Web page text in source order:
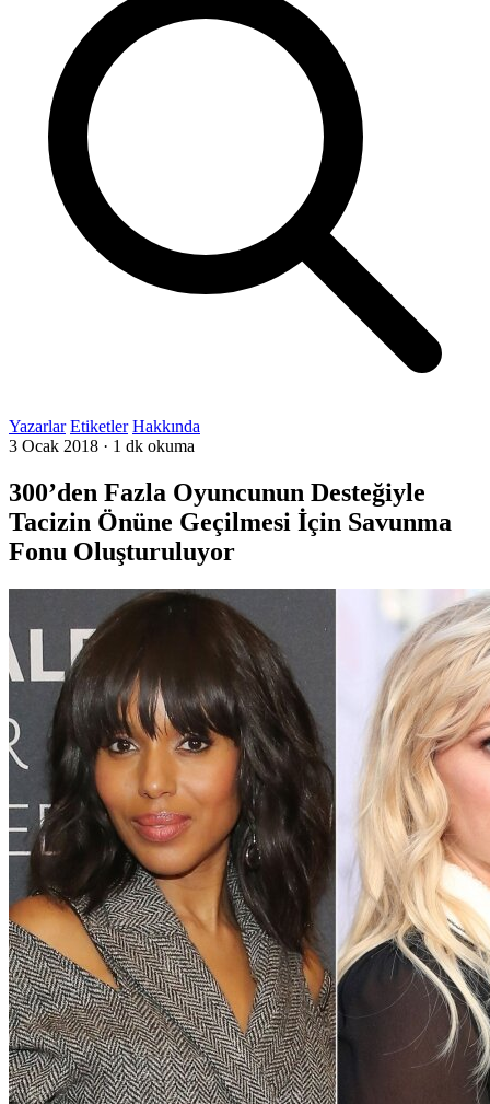
Yazarlar Etiketler Hakkında
3 Ocak 2018 · 1 dk okuma
300’den Fazla Oyuncunun Desteğiyle
Tacizin Önüne Geçilmesi İçin Savunma
Fonu Oluşturuluyor